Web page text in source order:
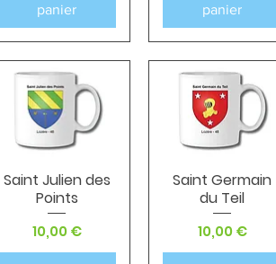
panier
panier
Aperçu rapide
Saint Julien des
Points
Prix
10,00 €
Aperçu rapide
Saint Germain
du Teil
Prix
10,00 €